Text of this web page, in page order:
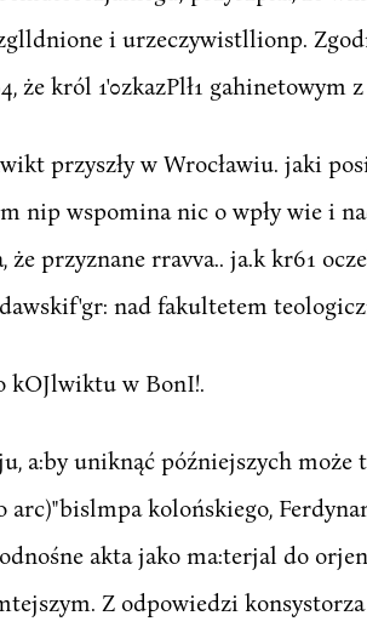
i urzeczywistllionp.
że król 1'0zkazPlł1 gahinetowym
przyszły w Wrocławiu. jaki
nip wspomina nic o wpły wie i
przyznane rravva.. ja.k kr61
nad fakultetem
kOJlwiktu w BonI!.
a:by uniknąć późniejszych może
kolońskiego,
odnośne akta jako ma:terjal do
Z odpowiedzi